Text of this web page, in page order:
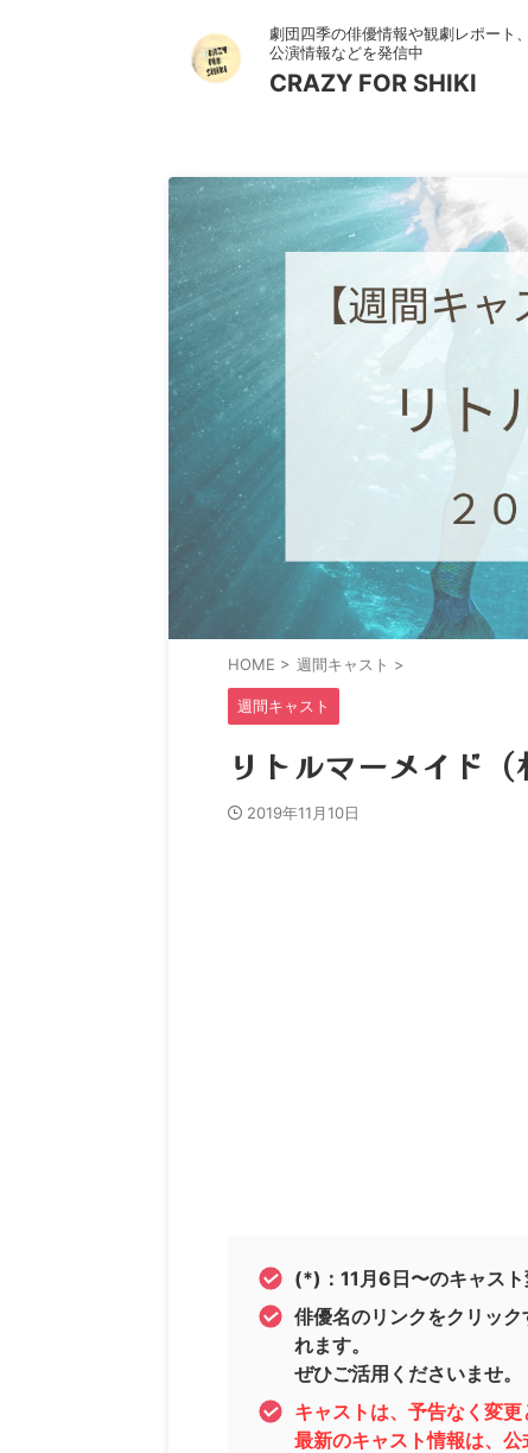
劇団四季の俳優情報や観劇レポート、
公演情報などを発信中
CRAZY FOR SHIKI
HOME > 週間キャスト >
週間キャスト
リトルマーメイド
2019年11月10日
(*)：11月6日〜のキャス
俳優名のリンクをクリッ
れます。
ぜひご活用くださいませ。
キャストは、予告なく変更
最新のキャスト情報は、